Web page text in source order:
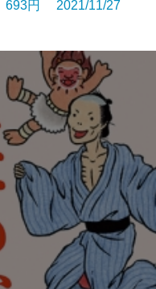
円 2021/11/27